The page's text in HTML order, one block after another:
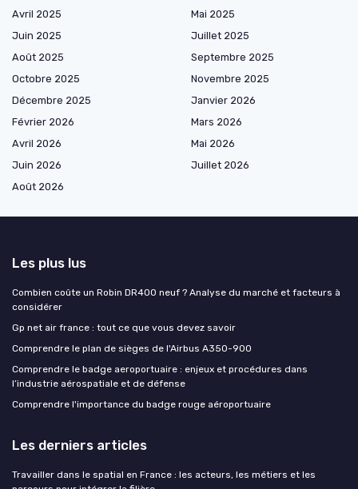
Avril 2025
Mai 2025
Juin 2025
Juillet 2025
Août 2025
Septembre 2025
Octobre 2025
Novembre 2025
Décembre 2025
Janvier 2026
Février 2026
Mars 2026
Avril 2026
Mai 2026
Juin 2026
Juillet 2026
Août 2026
Les plus lus
Combien coûte un Robin DR400 neuf ? Analyse du marché et facteurs à
considérer
Gp net air france : tout ce que vous devez savoir
Comprendre le plan de sièges de l'Airbus A350-900
Comprendre le badge aeroportuaire : enjeux et procédures dans
l’industrie aérospatiale et de défense
Comprendre l'importance du badge rouge aéroportuaire
Les derniers articles
Travailler dans le spatial en France : les acteurs, les métiers et les